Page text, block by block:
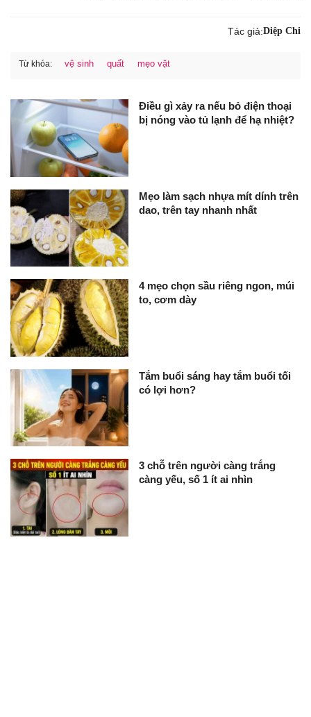
Tác giả:Diệp Chi
Từ khóa: vệ sinh quất mẹo vặt
Điều gì xảy ra nếu bỏ điện thoại
bị nóng vào tủ lạnh để hạ nhiệt?
Mẹo làm sạch nhựa mít dính trên
dao, trên tay nhanh nhất
4 mẹo chọn sầu riêng ngon, múi
to, cơm dày
Tắm buổi sáng hay tắm buổi tối
có lợi hơn?
3 chỗ trên người càng trắng
càng yếu, số 1 ít ai nhìn